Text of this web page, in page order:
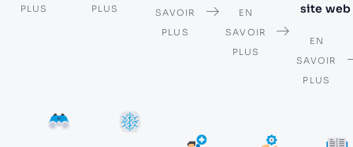
PLUS
PLUS
SAVOIR
PLUS
EN
SAVOIR
PLUS
site web
EN
SAVOIR
PLUS